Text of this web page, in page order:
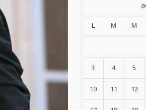
L M M
3 4 5
10 11 12